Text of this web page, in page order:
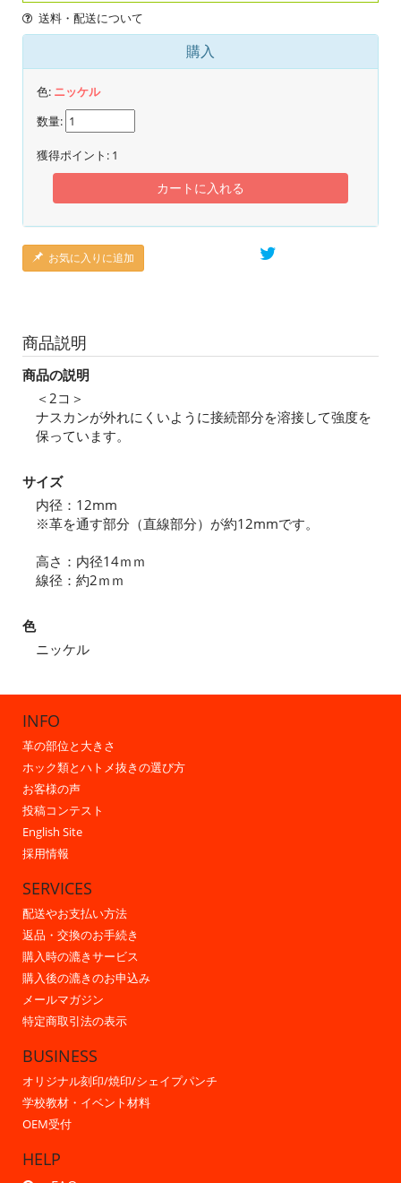
送料・配送について
購入
色: ニッケル
数量:
獲得ポイント: 1
カートに入れる
お気に入りに追加
商品説明
商品の説明
＜2コ＞
ナスカンが外れにくいように接続部分を溶接して強度を
保っています。
サイズ
内径：12mm
※革を通す部分（直線部分）が約12mmです。
高さ：内径14ｍｍ
線径：約2ｍｍ
色
ニッケル
INFO
革の部位と大きさ
ホック類とハトメ抜きの選び方
お客様の声
投稿コンテスト
English Site
採用情報
SERVICES
配送やお支払い方法
返品・交換のお手続き
購入時の漉きサービス
購入後の漉きのお申込み
メールマガジン
特定商取引法の表示
BUSINESS
オリジナル刻印/焼印/シェイプパンチ
学校教材・イベント材料
OEM受付
HELP